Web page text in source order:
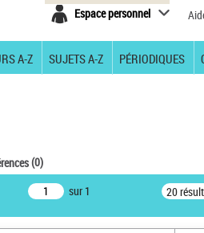
Espace personnel
A-Z SUJETS A-Z PÉRIODIQUES
(0)
sur 1 20